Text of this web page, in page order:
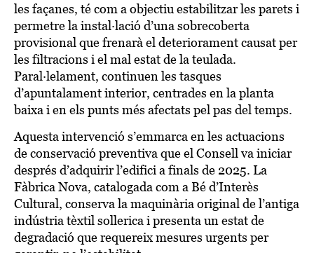
les façanes, té com a objectiu estabilitzar les parets i
permetre la instal·lació d’una sobrecoberta
provisional que frenarà el deteriorament causat per
les filtracions i el mal estat de la teulada.
Paral·lelament, continuen les tasques
d’apuntalament interior, centrades en la planta
baixa i en els punts més afectats pel pas del temps.
Aquesta intervenció s’emmarca en les actuacions
de conservació preventiva que el Consell va iniciar
després d’adquirir l’edifici a finals de 2025. La
Fàbrica Nova, catalogada com a Bé d’Interès
Cultural, conserva la maquinària original de l’antiga
indústria tèxtil sollerica i presenta un estat de
degradació que requereix mesures urgents per